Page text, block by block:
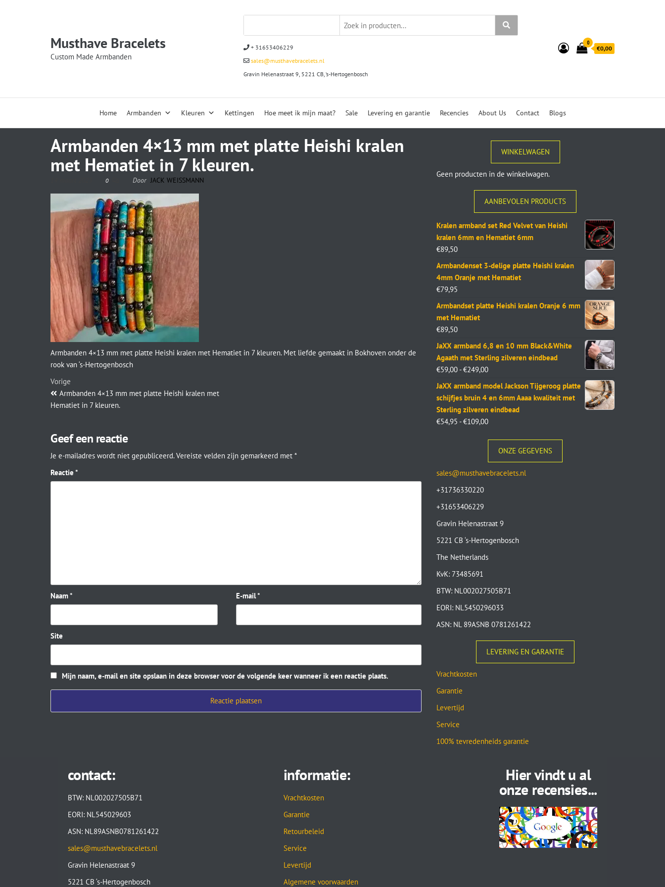
Musthave Bracelets
Custom Made Armbanden
+ 31653406229
sales@musthavebracelets.nl
Gravin Helenastraat 9, 5221 CB, ‘s-Hertogenbosch
0
€0,00
Home Armbanden Kleuren Kettingen Hoe meet ik mijn maat? Sale Levering en garantie Recencies About Us Contact Blogs
Armbanden 4×13 mm met platte Heishi kralen
met Hematiet in 7 kleuren.
0 Door JACK WEISSMANN
Armbanden 4×13 mm met platte Heishi kralen met Hematiet in 7 kleuren. Met liefde gemaakt in Bokhoven onder de
rook van ‘s-Hertogenbosch
Vorige
Armbanden 4×13 mm met platte Heishi kralen met
Hematiet in 7 kleuren.
Geef een reactie
Je e-mailadres wordt niet gepubliceerd. Vereiste velden zijn gemarkeerd met *
Reactie *
Naam* E-mail*
Site
Mijn naam, e-mail en site opslaan in deze browser voor de volgende keer wanneer ik een reactie plaats.
WINKELWAGEN
Geen producten in de winkelwagen.
AANBEVOLEN PRODUCTS
Kralen armband set Red Velvet van Heishi
kralen 6mm en Hematiet 6mm
€89,50
Armbandenset 3-delige platte Heishi kralen
4mm Oranje met Hematiet
€79,95
Armbandset platte Heishi kralen Oranje 6 mm
met Hematiet
€89,50
JaXX armband 6,8 en 10 mm Black&White
Agaath met Sterling zilveren eindbead
€59,00 - €249,00
JaXX armband model Jackson Tijgeroog platte
schijfjes bruin 4 en 6mm Aaaa kwaliteit met
Sterling zilveren eindbead
€54,95 - €109,00
ONZE GEGEVENS
sales@musthavebracelets.nl
+31736330220
+31653406229
Gravin Helenastraat 9
5221 CB ‘s-Hertogenbosch
The Netherlands
KvK: 73485691
BTW: NL002027505B71
EORI: NL5450296033
ASN: NL 89ASNB 0781261422
LEVERING EN GARANTIE
Vrachtkosten
Garantie
Levertijd
Service
100% tevredenheids garantie
contact:
BTW: NL002027505B71
EORI: NL545029603
ASN: NL89ASNB0781261422
sales@musthavebracelets.nl
Gravin Helenastraat 9
5221 CB ‘s-Hertogenbosch
informatie:
Vrachtkosten
Garantie
Retourbeleid
Service
Levertijd
Algemene voorwaarden
Hier vindt u al
onze recensies...